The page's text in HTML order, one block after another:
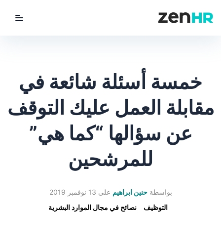
خمسة أسئلة شائعة في
مقابلة العمل عليك التوقف
عن سؤالها “كما هي”
للمرشحين
بواسطةحنين ابراهيم على 13 نوفمبر 2019
التوظيف
نصائح في مجال الموارد البشرية